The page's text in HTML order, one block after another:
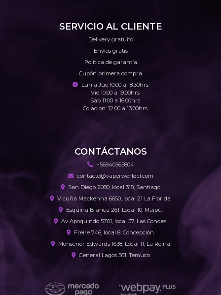
SERVICIO AL CLIENTE
Delivery gratuito
Envíos gratis
Política de garantía
Cupón primera compra
Lun a Jue 10:00 a 18:30hrs
Vie 10:00 a 19:00hrs
Sáb 11:00 a 16:00hrs
Colacion: 12:00 a 13:00hrs
CONTÁCTANOS
+56940565804
contacto@vaperworldcl.com
San Diego 2080, local 318, Santiago
Vicuña Mackenna 6650, local 21 La Florida.
Esquina Blanca 261, Local 10. Maipú.
Av Apoquindo 5701, local 37, Las Condes.
Freire 746, local 8, Concepción.
Monseñor Edwards 1638, Local 11, La Reina
General Lagos 561, Temuco